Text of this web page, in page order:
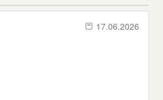
17.06.2026